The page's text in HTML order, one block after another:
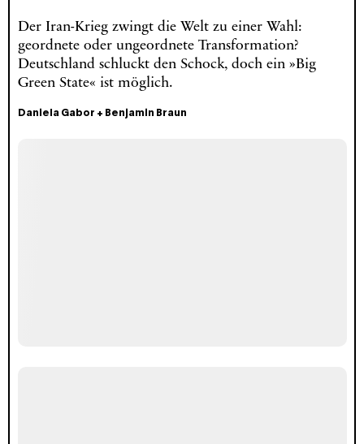
Der Iran-Krieg zwingt die Welt zu einer Wahl:
geordnete oder ungeordnete Transformation?
Deutschland schluckt den Schock, doch ein »Big
Green State« ist möglich.
Daniela Gabor + Benjamin Braun